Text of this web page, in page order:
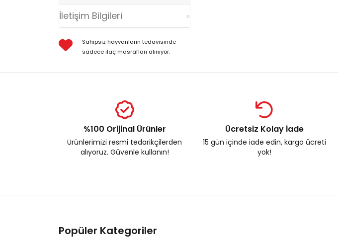
İletişim Bilgileri
Sahipsiz hayvanların tedavisinde
sadece ilaç masrafları alınıyor.
%100 Orijinal Ürünler
Ürünlerimizi resmi tedarikçilerden
alıyoruz. Güvenle kullanın!
Ücretsiz Kolay İade
15 gün içinde iade edin, kargo ücreti
yok!
Popüler Kategoriler